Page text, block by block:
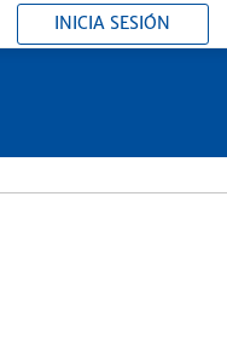
INICIA SESIÓN